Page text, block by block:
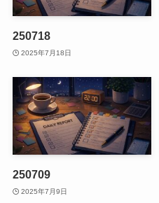
250718
2025年7月18日
250709
2025年7月9日